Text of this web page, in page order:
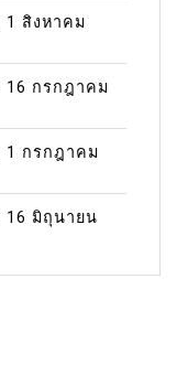
1 สิงหาคม
16 กรกฎาคม
1 กรกฎาคม
16 มิถุนายน